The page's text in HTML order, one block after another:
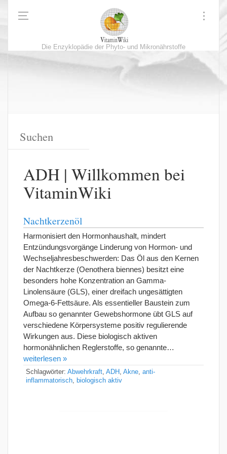
Die Enzyklopädie der Phyto- und Mikronährstoffe
ADH | Willkommen bei
VitaminWiki
Nachtkerzenöl
Harmonisiert den Hormonhaushalt, mindert
Entzündungsvorgänge Linderung von Hormon- und
Wechseljahresbeschwerden: Das Öl aus den Kernen
der Nachtkerze (Oenothera biennes) besitzt eine
besonders hohe Konzentration an Gamma-
Linolensäure (GLS), einer dreifach ungesättigten
Omega-6-Fettsäure. Als essentieller Baustein zum
Aufbau so genannter Gewebshormone übt GLS auf
verschiedene Körpersysteme positiv regulierende
Wirkungen aus. Diese biologisch aktiven
hormonähnlichen Reglerstoffe, so genannte…
weiterlesen »
Schlagwörter: Abwehrkraft ADH Akne anti-
inflammatorisch
biologisch aktiv